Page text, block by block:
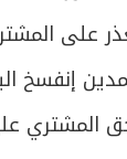
على
إنفسخ
المشتري